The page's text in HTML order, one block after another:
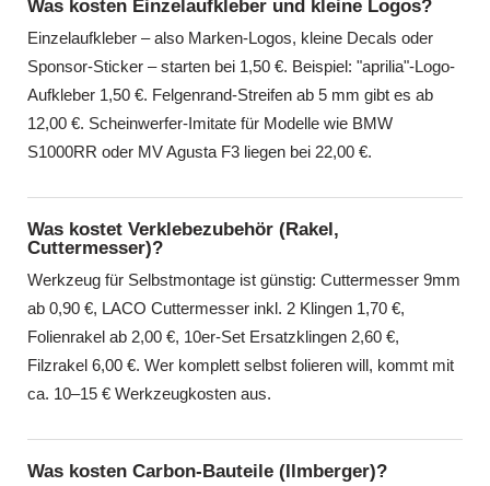
Was kosten Einzelaufkleber und kleine Logos?
Einzelaufkleber – also Marken-Logos, kleine Decals oder
Sponsor-Sticker – starten bei 1,50 €. Beispiel: "aprilia"-Logo-
Aufkleber 1,50 €. Felgenrand-Streifen ab 5 mm gibt es ab
12,00 €. Scheinwerfer-Imitate für Modelle wie BMW
S1000RR oder MV Agusta F3 liegen bei 22,00 €.
Was kostet Verklebezubehör (Rakel,
Cuttermesser)?
Werkzeug für Selbstmontage ist günstig: Cuttermesser 9mm
ab 0,90 €, LACO Cuttermesser inkl. 2 Klingen 1,70 €,
Folienrakel ab 2,00 €, 10er-Set Ersatzklingen 2,60 €,
Filzrakel 6,00 €. Wer komplett selbst folieren will, kommt mit
ca. 10–15 € Werkzeugkosten aus.
Was kosten Carbon-Bauteile (Ilmberger)?